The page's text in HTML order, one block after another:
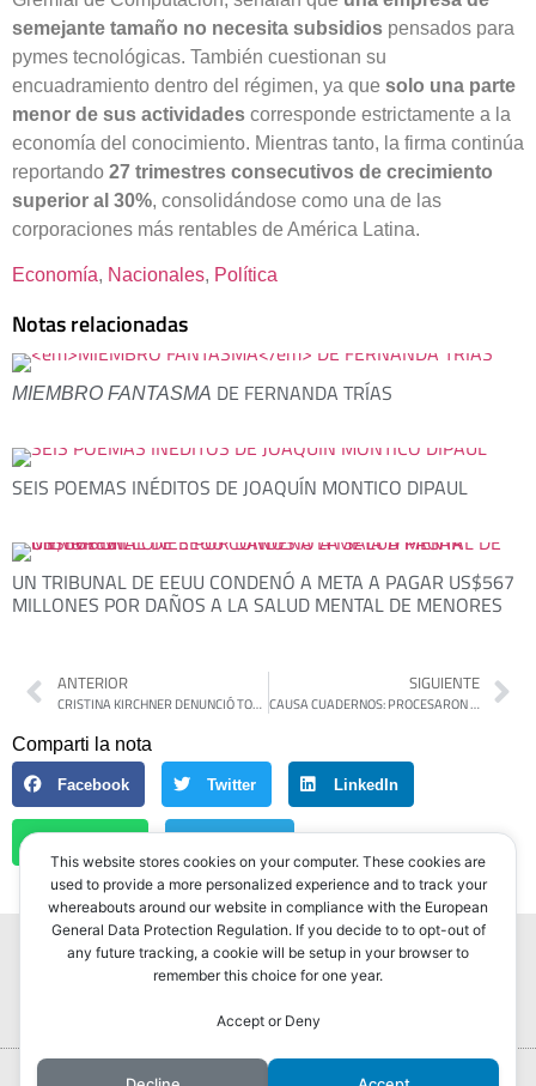
semejante tamaño no necesita subsidios pensados para
pymes tecnológicas. También cuestionan su
encuadramiento dentro del régimen, ya que solo una parte
menor de sus actividades corresponde estrictamente a la
economía del conocimiento. Mientras tanto, la firma continúa
reportando 27 trimestres consecutivos de crecimiento
superior al 30%, consolidándose como una de las
corporaciones más rentables de América Latina.
Economía, Nacionales, Política
Notas relacionadas
MIEMBRO FANTASMA DE FERNANDA TRÍAS
SEIS POEMAS INÉDITOS DE JOAQUÍN MONTICO DIPAUL
UN TRIBUNAL DE EEUU CONDENÓ A META A PAGAR US$567
MILLONES POR DAÑOS A LA SALUD MENTAL DE MENORES
ANTERIOR
CRISTINA KIRCHNER DENUNCIÓ TORTURAS A «ARREPENTIDOS» EN LA CAUSA CUADERNOS
SIGUIENTE
CAUSA CUADERNOS: PROCESARON OTRA VEZ AL EXPOLICÍA BACIGALUPO POR ADULTERAR LOS MANUSCRITOS DE CENTENO
Comparti la nota
Facebook Twitter LinkedIn
Portada Hurlingham Post ®2022
This website stores cookies on your computer. These cookies are
used to provide a more personalized experience and to track your
whereabouts around our website in compliance with the European
General Data Protection Regulation. If you decide to to opt-out of
any future tracking, a cookie will be setup in your browser to
remember this choice for one year.
Accept or Deny